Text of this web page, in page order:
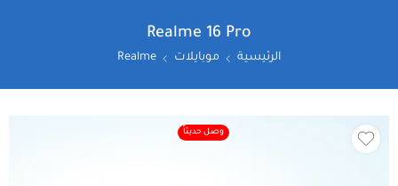
Realme 16 Pro
الرئيسية موبايلات Realme
وصل حديثاً